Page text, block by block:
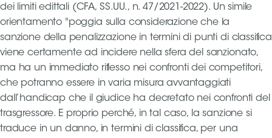
dei limiti edittali (CFA, SS.UU., n. 47/2021-2022). Un simile
orientamento "poggia sulla considerazione che la
sanzione della penalizzazione in termini di punti di classifica
viene certamente ad incidere nella sfera del sanzionato,
ma ha un immediato riflesso nei confronti dei competitori,
che potranno essere in varia misura avvantaggiati
dall’handicap che il giudice ha decretato nei confronti del
trasgressore. E proprio perché, in tal caso, la sanzione si
traduce in un danno, in termini di classifica, per una